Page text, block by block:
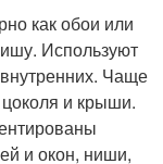
как обои или
Используют
Чаще
и крыши.
и окон, ниши,